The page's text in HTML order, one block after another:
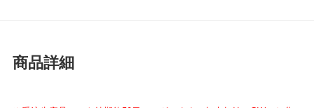
商品詳細